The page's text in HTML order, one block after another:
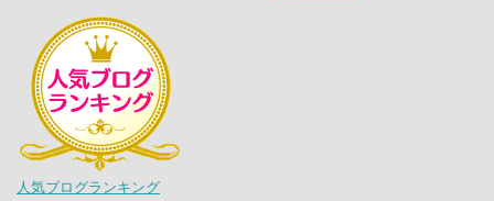
人気ブログランキング